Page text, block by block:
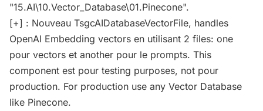
"15.AI\10.Vector_Database\01.Pinecone".
[+] : Nouveau TsgcAIDatabaseVectorFile, handles
OpenAI Embedding vectors en utilisant 2 files: one
pour vectors et another pour le prompts. This
component est pour testing purposes, not pour
production. For production use any Vector Database
like Pinecone.